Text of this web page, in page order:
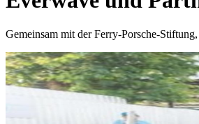
Gemeinsam mit der Ferry-Porsche-